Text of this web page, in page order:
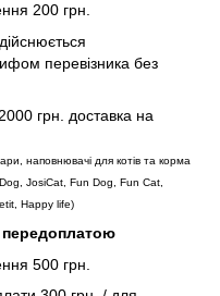
200 грн.
перевізника без
грн. доставка на
наповнювачі для котів та корма
JosiCat, Fun Dog, Fun Cat,
Happy life)
500 грн.